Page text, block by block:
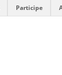
Participe